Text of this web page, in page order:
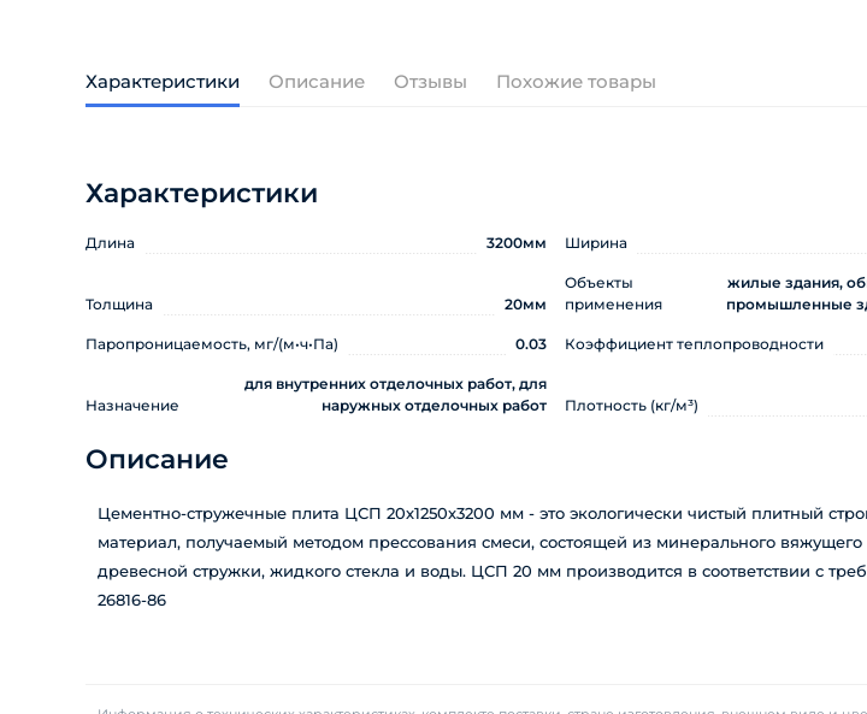
Характеристики Описание Отзывы Похожие товары
Характеристики
Длина 3200мм Ширина
Толщина 20мм
Объекты
применения
жилые здания,
промышленные
Паропроницаемость, мг/(м•ч•Па) 0.03 Коэффициент теплопроводности
Назначение
для внутренних отделочных работ, для
наружных отделочных работ
Плотность (кг/м³)
Описание
Цементно-стружечные плита ЦСП 20х1250х3200 мм - это экологически чистый плитный
материал, получаемый методом прессования смеси, состоящей из минерального
древесной стружки, жидкого стекла и воды. ЦСП 20 мм производится в соответствии с
26816-86